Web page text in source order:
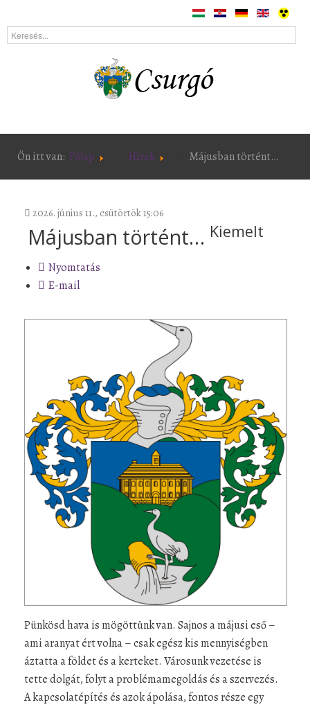
Ön itt van: Főlap Hírek Májusban történt…
2026. június 11., csütörtök 15:06
Májusban történt… Kiemelt
Nyomtatás
E-mail
Pünkösd hava is mögöttünk van. Sajnos a májusi eső –
ami aranyat ért volna – csak egész kis mennyiségben
áztatta a földet és a kerteket. Városunk vezetése is
tette dolgát, folyt a problémamegoldás és a szervezés.
A kapcsolatépítés és azok ápolása, fontos része egy